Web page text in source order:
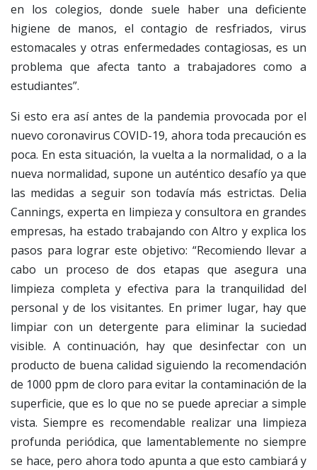
en los colegios, donde suele haber una deficiente
higiene de manos, el contagio de resfriados, virus
estomacales y otras enfermedades contagiosas, es un
problema que afecta tanto a trabajadores como a
estudiantes”.
Si esto era así antes de la pandemia provocada por el
nuevo coronavirus COVID-19, ahora toda precaución es
poca. En esta situación, la vuelta a la normalidad, o a la
nueva normalidad, supone un auténtico desafío ya que
las medidas a seguir son todavía más estrictas. Delia
Cannings, experta en limpieza y consultora en grandes
empresas, ha estado trabajando con Altro y explica los
pasos para lograr este objetivo: “Recomiendo llevar a
cabo un proceso de dos etapas que asegura una
limpieza completa y efectiva para la tranquilidad del
personal y de los visitantes. En primer lugar, hay que
limpiar con un detergente para eliminar la suciedad
visible. A continuación, hay que desinfectar con un
producto de buena calidad siguiendo la recomendación
de 1000 ppm de cloro para evitar la contaminación de la
superficie, que es lo que no se puede apreciar a simple
vista. Siempre es recomendable realizar una limpieza
profunda periódica, que lamentablemente no siempre
se hace, pero ahora todo apunta a que esto cambiará y